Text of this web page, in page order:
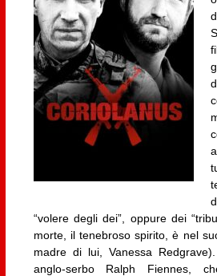
“volere degli dei”, oppure dei
morte, il tenebroso spirito, è nel
madre di lui, Vanessa Redgrave).
anglo-serbo Ralph Fiennes,